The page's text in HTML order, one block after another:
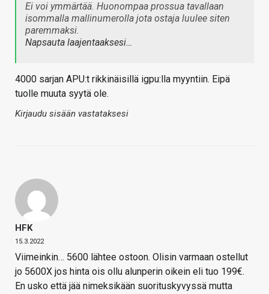
Ei voi ymmärtää. Huonompaa prossua tavallaan
isommalla mallinumerolla jota ostaja luulee siten
paremmaksi.
Napsauta laajentaaksesi…
4000 sarjan APU:t rikkinäisillä igpu:lla myyntiin. Eipä
tuolle muuta syytä ole.
Kirjaudu sisään vastataksesi
HFK
15.3.2022
Viimeinkin… 5600 lähtee ostoon. Olisin varmaan ostellut
jo 5600X jos hinta ois ollu alunperin oikein eli tuo 199€.
En usko että jää nimeksikään suorituskyvyssä mutta